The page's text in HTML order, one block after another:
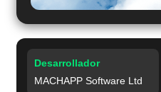
Desarrollador
MACHAPP Software Ltd